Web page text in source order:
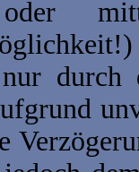
durch